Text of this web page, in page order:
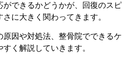
ができるかどうかが、回復のスピ
に大きく関わってきます。
原因や対処法、整骨院でできるケ
く解説していきます。